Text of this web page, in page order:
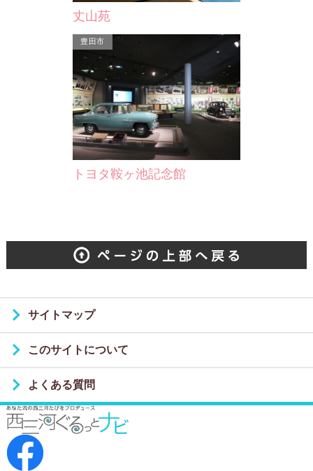
丈山苑
豊田市
トヨタ鞍ヶ池記念館
サイトマップ
このサイトについて
よくある質問